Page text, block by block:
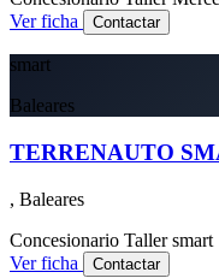
Ver ficha
Contactar
smart
Baleares
TERRENAUTO
, Baleares
Concesionario Taller smart
Ver ficha
Contactar